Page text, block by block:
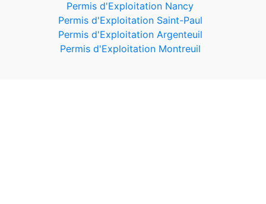
Permis d'Exploitation Nancy
Permis d'Exploitation Saint-Paul
Permis d'Exploitation Argenteuil
Permis d'Exploitation Montreuil